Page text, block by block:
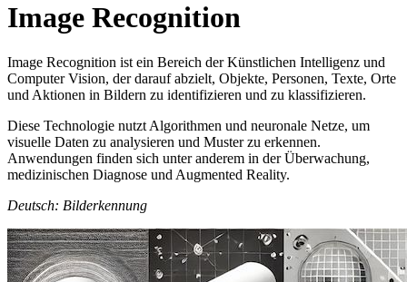
Image Recognition
Image Recognition ist ein Bereich der Künstlichen Intelligenz und
Computer Vision, der darauf abzielt, Objekte, Personen, Texte, Orte
und Aktionen in Bildern zu identifizieren und zu klassifizieren.
Diese Technologie nutzt Algorithmen und neuronale Netze, um
visuelle Daten zu analysieren und Muster zu erkennen.
Anwendungen finden sich unter anderem in der Überwachung,
medizinischen Diagnose und Augmented Reality.
Deutsch: Bilderkennung